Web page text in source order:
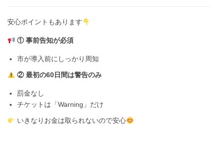
安心ポイントもあります
① 事前告知が必須
市が導入前にしっかり周知
② 最初の60日間は警告のみ
罰金なし
チケットは「Warning」だけ
いきなりお金は取られないので安心